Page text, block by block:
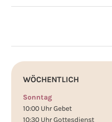
WÖCHENTLICH
Sonntag
10:00 Uhr Gebet
10:30 Uhr Gottesdienst